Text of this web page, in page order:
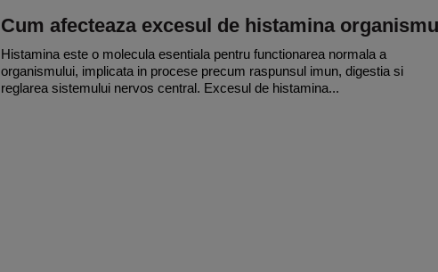
Cum afecteaza excesul de histamina
Histamina este o molecula esentiala pentru functionarea normala a
organismului, implicata in procese precum raspunsul imun, digestia si
reglarea sistemului nervos central. Excesul de histamina...